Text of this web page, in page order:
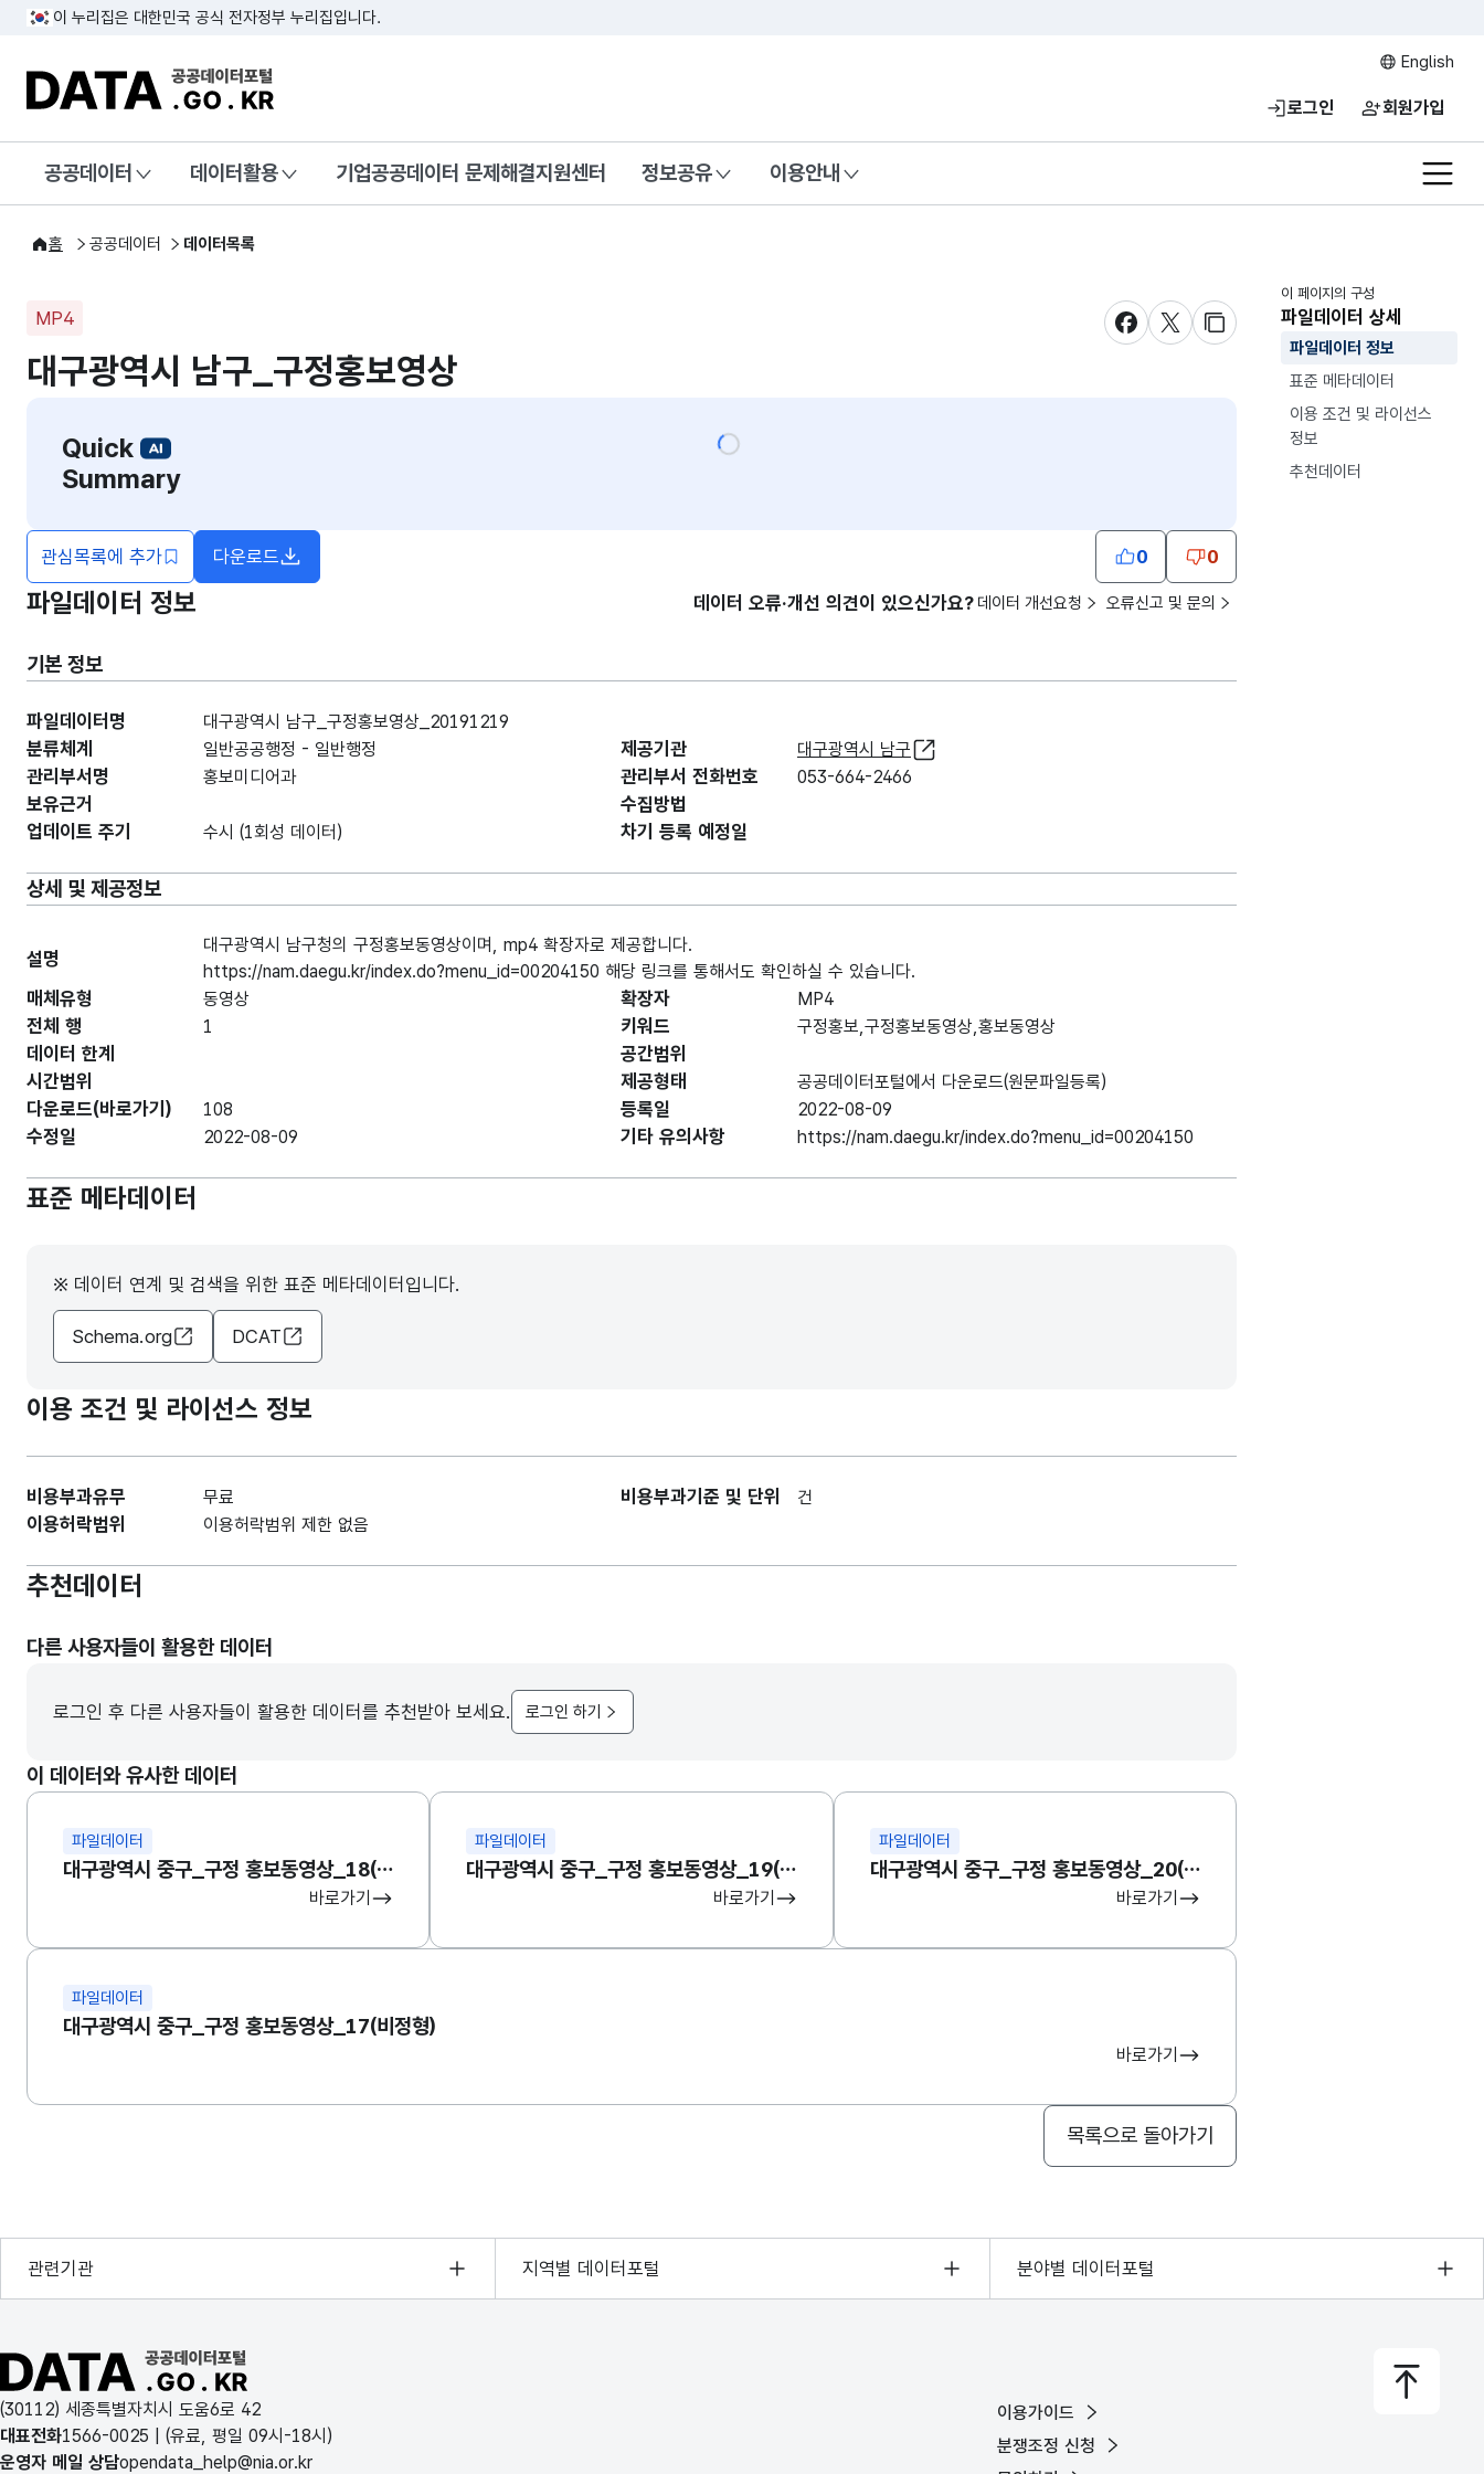
이 누리집은 대한민국 공식 전자정부 누리집입니다.
DATA.GO.KR 공공데이터포털
English
로그인 회원가입
전체
공공데이터 데이터활용 기업공공데이터 문제해결지원센터 정보공유 이용안내
홈 공공데이터 데이터목록
MP4
새창 열림새창 열림새창 열림
대구광역시 남구_구정홍보영상
Quick
Summary
관심목록에 추가 다운로드 0 0
이 페이지의 구성
파일데이터 상세
파일데이터 정보
표준 메타데이터
이용 조건 및 라이선스
정보
추천데이터
파일데이터 정보 데이터 오류·개선 의견이 있으신가요? 데이터 개선요청 오류신고 및 문의
기본 정보
파일데이터명 대구광역시 남구_구정홍보영상_20191219
분류체계 일반공공행정 - 일반행정 제공기관 대구광역시 남구
관리부서명 홍보미디어과 관리부서 전화번호 053-664-2466
보유근거
수집방법
업데이트 주기
수시 (1회성 데이터) 차기 등록 예정일
상세 및 제공정보
설명
대구광역시 남구청의 구정홍보동영상이며, mp4 확장자로 제공합니다.
https://nam.daegu.kr/index.do?menu_id=00204150 해당 링크를 통해서도 확인하실 수 있습니다.
매체유형 동영상 확장자 MP4
전체 행 1 키워드 구정홍보,구정홍보동영상,홍보동영상
데이터 한계
공간범위
시간범위
제공형태 공공데이터포털에서 다운로드(원문파일등록)
다운로드(바로가기) 108 등록일 2022-08-09
수정일 2022-08-09 기타 유의사항 https://nam.daegu.kr/index.do?menu_id=00204150
표준 메타데이터
※ 데이터 연계 및 검색을 위한 표준 메타데이터입니다.
Schema.org DCAT
이용 조건 및 라이선스 정보
비용부과유무 무료 비용부과기준 및 단위 건
이용허락범위 이용허락범위 제한 없음
추천데이터
다른 사용자들이 활용한 데이터
로그인 후 다른 사용자들이 활용한 데이터를 추천받아 보세요. 로그인 하기
이 데이터와 유사한 데이터
파일데이터
대구광역시 중구_구정 홍보동영상_18(비정형)
바로가기
파일데이터
대구광역시 중구_구정 홍보동영상_19(비정형)
바로가기
파일데이터
대구광역시 중구_구정 홍보동영상_20(비정형)
바로가기
파일데이터
대구광역시 중구_구정 홍보동영상_17(비정형)
바로가기
목록으로 돌아가기
관련기관
행정안전부
한국지능정보사회진흥원
국가정보자원관리원
한국지역정보개발원
지역별 데이터포털
서울 열린데이터광장
경기데이터드림
분야별 데이터포털
기상자료개방포털
국토교통부 공간정보오픈플랫폼
농림축산식품 공공데이터포털
보건의료빅데이터개방시스템
공공데이터포털 바로가기
(30112) 세종특별자치시 도움6로 42
대표전화1566-0025 | (유료, 평일 09시-18시)
운영자 메일 상담opendata_help@nia.or.kr
이용가이드
분쟁조정 신청